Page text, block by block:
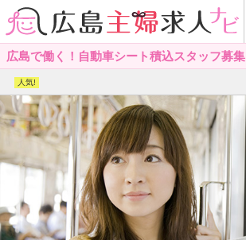
広島で働く！自動車シート積込スタッフ募集